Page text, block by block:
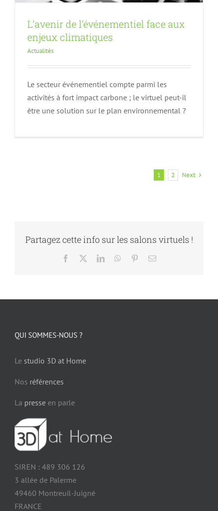
L’avenir de l’événementiel face aux
enjeux climatiques
Actualités
Le secteur événementiel compte parmi les
activités à fort impact carbone ; le virtuel peut-il
être une solution sur le plan environnemental ?
1 2 Next
Partagez cette info sur les salons virtuels !
Facebook LinkedInWhatsApp
PinterestEmail
QUI SOMMES-NOUS ?
Le studio 3D at Home
Nos références
La presse en parle
SIREN : 489 306 126
3 allée de Palerme
49460 Montreuil-Juigné
FRANCE